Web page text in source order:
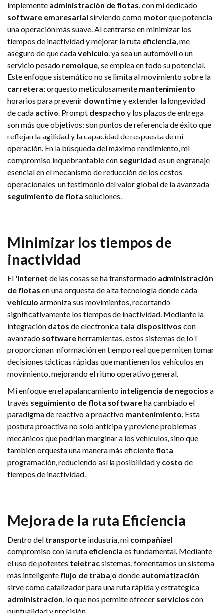
implemente administración de flotas, con mi dedicado
software empresarial sirviendo como motorque potencia
una operación más suave. Al centrarse en minimizar los
tiempos de inactividad y mejorar la ruta eficiencia, me
aseguro de que cadavehiculo, ya sea un automóvil o un
servicio pesado remolque, se emplea en todo su potencial.
Este enfoque sistemático no se limita al movimiento sobre la
carretera; orquesto meticulosamente mantenimiento
horarios para prevenir downtimey extender la longevidad
de cada activo. Prompt despacho y los plazos de entrega
son más que objetivos: son puntos de referencia de éxito que
reflejan la agilidad y la capacidad de respuesta de mi
operación. En la búsqueda del máximo rendimiento, mi
compromiso inquebrantable con seguridad es un engranaje
esencial en el mecanismo de reducción de los costos
operacionales, un testimonio del valor global de la avanzada
seguimiento de flota soluciones.
Minimizar los tiempos de
inactividad
El 'internet de las cosas se ha transformado administración
de flotas en una orquesta de alta tecnología donde cada
vehiculo armoniza sus movimientos, recortando
significativamente los tiempos de inactividad. Mediante la
integración datos de electronica tala dispositivos con
avanzado softwareherramientas, estos sistemas de IoT
proporcionan información en tiempo real que permiten tomar
decisiones tácticas rápidas que mantienen los vehículos en
movimiento, mejorando el ritmo operativo general.
Mi enfoque en el apalancamiento inteligencia de negocios a
través seguimiento de flota softwareha cambiado el
paradigma de reactivo a proactivo mantenimiento. Esta
postura proactiva no solo anticipa y previene problemas
mecánicos que podrían marginar a los vehículos, sino que
también orquesta una manera más eficiente flota
programación, reduciendo así la posibilidad y costo de
tiempos de inactividad.
Mejora de la ruta Eficiencia
Dentro del transporte industria, mi compañíael
compromiso con la ruta eficiencia es fundamental. Mediante
el uso de potentes teletracsistemas, fomentamos un sistema
más inteligente flujo de trabajo donde automatización
sirve como catalizador para una ruta rápida y estratégica
administración, lo que nos permite ofrecer servicios con
puntualidad y precisión.